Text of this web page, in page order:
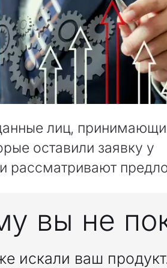
лиц,
оставили заявку у
рассматривают
вы не
искали ваш